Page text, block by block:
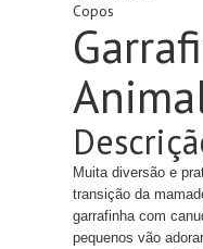
Copos
Muita diversão e
transição da
garrafinha com
pequenos vão